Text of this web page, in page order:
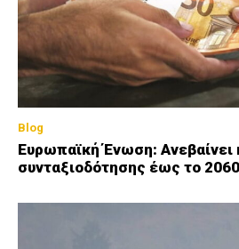
Blog
Ευρωπαϊκή Ένωση: Ανεβαίνει
συνταξιοδότησης έως το 2060